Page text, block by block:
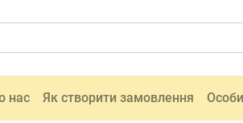
нас Як створити замовлення